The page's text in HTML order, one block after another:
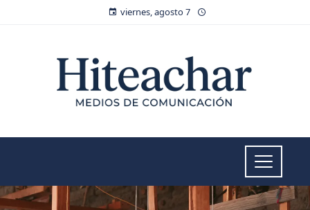
viernes, agosto 7